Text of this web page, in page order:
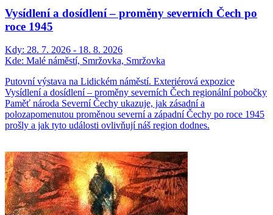
Vysídlení a dosídlení – proměny severních Čech po
roce 1945
Kdy: 28. 7. 2026 - 18. 8. 2026
Kde: Malé náměstí, Smržovka, Smržovka
Putovní výstava na Lidickém náměstí. Exteriérová expozice
Vysídlení a dosídlení – proměny severních Čech regionální pobočky
Paměť národa Severní Čechy ukazuje, jak zásadní a
polozapomenutou proměnou severní a západní Čechy po roce 1945
prošly a jak tyto události ovlivňují náš region dodnes.